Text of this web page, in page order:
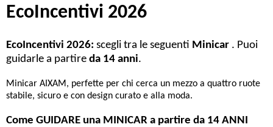
EcoIncentivi 2026
EcoIncentivi 2026: scegli tra le seguenti Minicar . Puoi
guidarle a partire da 14 anni.
Minicar AIXAM, perfette per chi cerca un mezzo a quattro ruote
stabile, sicuro e con design curato e alla moda.
Come GUIDARE una MINICAR a partire da 14 ANNI